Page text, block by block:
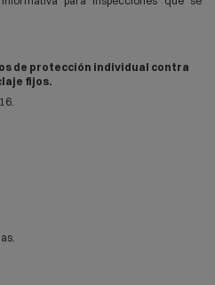
de protección individual contra
fijos.